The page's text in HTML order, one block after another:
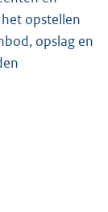
opstellen
opslag en